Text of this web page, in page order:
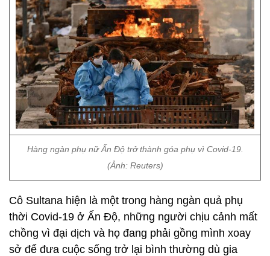
Hàng ngàn phụ nữ Ấn Độ trở thành góa phụ vì Covid-19.
(Ảnh: Reuters)
Cô Sultana hiện là một trong hàng ngàn quả phụ
thời Covid-19 ở Ấn Độ, những người chịu cảnh mất
chồng vì đại dịch và họ đang phải gồng mình xoay
sở để đưa cuộc sống trở lại bình thường dù gia